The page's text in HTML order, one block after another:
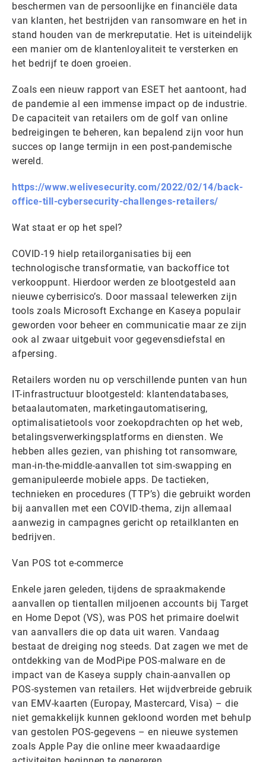
beschermen van de persoonlijke en financiële data
van klanten, het bestrijden van ransomware en het in
stand houden van de merkreputatie. Het is uiteindelijk
een manier om de klantenloyaliteit te versterken en
het bedrijf te doen groeien.
Zoals een nieuw rapport van ESET het aantoont, had
de pandemie al een immense impact op de industrie.
De capaciteit van retailers om de golf van online
bedreigingen te beheren, kan bepalend zijn voor hun
succes op lange termijn in een post-pandemische
wereld.
https://www.welivesecurity.com/2022/02/14/back-
office-till-cybersecurity-challenges-retailers/
Wat staat er op het spel?
COVID-19 hielp retailorganisaties bij een
technologische transformatie, van backoffice tot
verkooppunt. Hierdoor werden ze blootgesteld aan
nieuwe cyberrisico’s. Door massaal telewerken zijn
tools zoals Microsoft Exchange en Kaseya populair
geworden voor beheer en communicatie maar ze zijn
ook al zwaar uitgebuit voor gegevensdiefstal en
afpersing.
Retailers worden nu op verschillende punten van hun
IT-infrastructuur blootgesteld: klantendatabases,
betaalautomaten, marketingautomatisering,
optimalisatietools voor zoekopdrachten op het web,
betalingsverwerkingsplatforms en diensten. We
hebben alles gezien, van phishing tot ransomware,
man-in-the-middle-aanvallen tot sim-swapping en
gemanipuleerde mobiele apps. De tactieken,
technieken en procedures (TTP’s) die gebruikt worden
bij aanvallen met een COVID-thema, zijn allemaal
aanwezig in campagnes gericht op retailklanten en
bedrijven.
Van POS tot e-commerce
Enkele jaren geleden, tijdens de spraakmakende
aanvallen op tientallen miljoenen accounts bij Target
en Home Depot (VS), was POS het primaire doelwit
van aanvallers die op data uit waren. Vandaag
bestaat de dreiging nog steeds. Dat zagen we met de
ontdekking van de ModPipe POS-malware en de
impact van de Kaseya supply chain-aanvallen op
POS-systemen van retailers. Het wijdverbreide gebruik
van EMV-kaarten (Europay, Mastercard, Visa) – die
niet gemakkelijk kunnen gekloond worden met behulp
van gestolen POS-gegevens – en nieuwe systemen
zoals Apple Pay die online meer kwaadaardige